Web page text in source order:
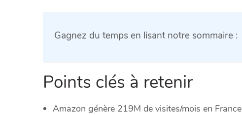
Gagnez du temps en lisant notre sommaire :
Points clés à retenir
Amazon génère 219M de visites/mois en France